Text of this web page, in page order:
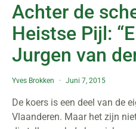
Achter de
Heistse Pijl:
Jurgen van
Yves Brokken Juni 7, 2015
De koers is een deel van de
Vlaanderen. Maar het zijn